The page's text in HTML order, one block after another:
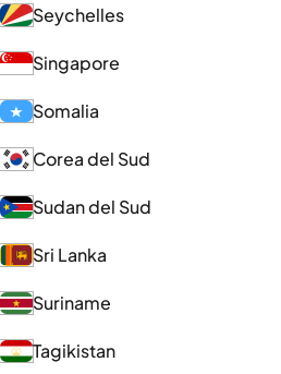
Seychelles
Singapore
Somalia
Corea del Sud
Sudan del Sud
Sri Lanka
Suriname
Tagikistan